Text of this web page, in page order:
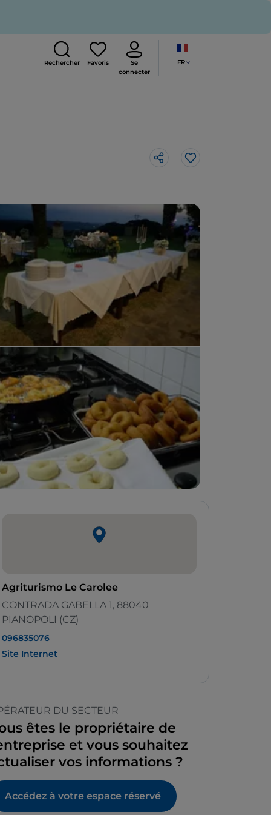
Rechercher Favoris
Se
connecter
FR
J’aime
Agriturismo Le Carolee
CONTRADA GABELLA 1, 88040
PIANOPOLI (CZ)
096835076
Site Internet
DU SECTEUR
êtes le propriétaire de
et vous souhaitez
vos informations ?
Accédez à votre espace réservé